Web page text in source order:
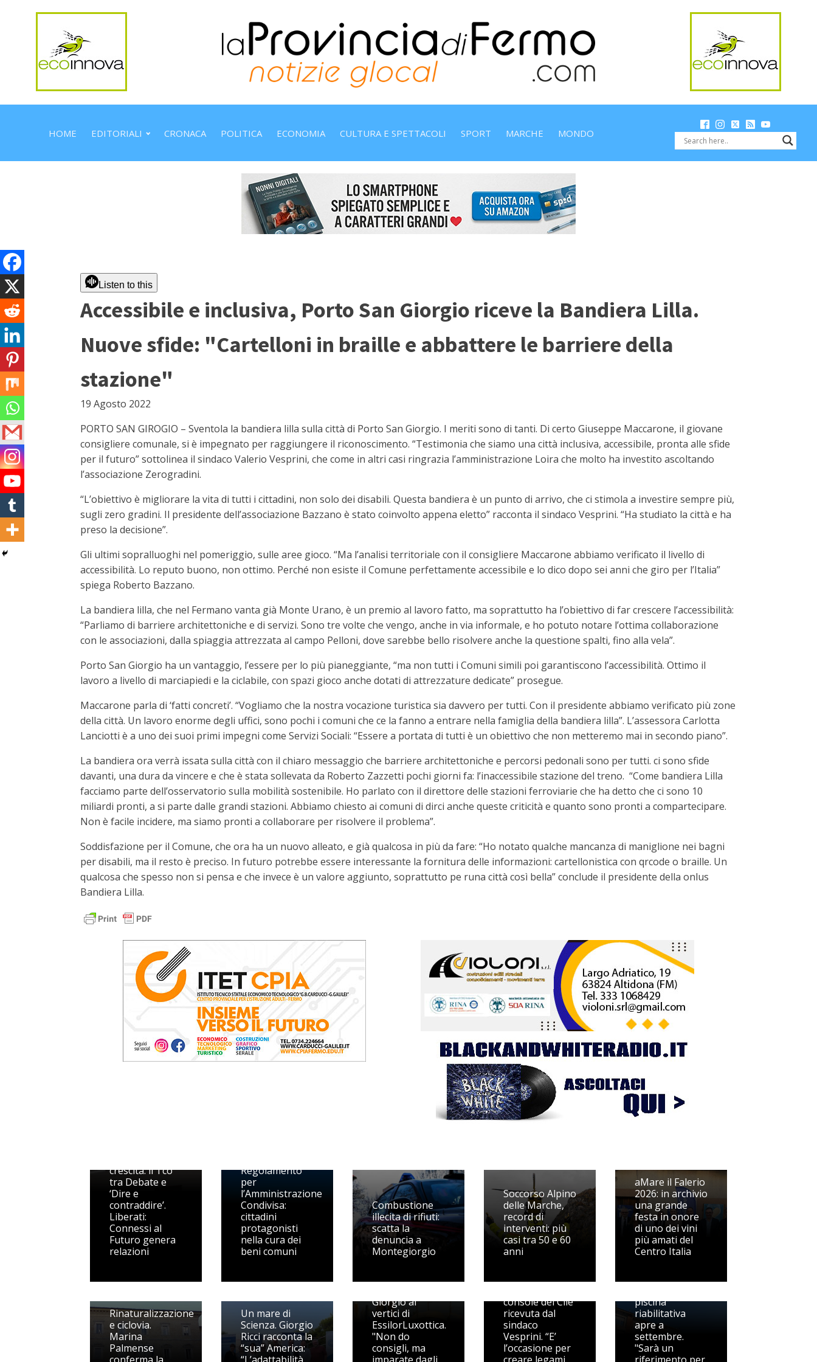
HOME EDITORIALI CRONACA POLITICA ECONOMIA CULTURA E SPETTACOLI SPORT MARCHE MONDO
Listen to this
Accessibile e inclusiva, Porto San Giorgio riceve la Bandiera Lilla.
Nuove sfide: "Cartelloni in braille e abbattere le barriere della
stazione"
19 Agosto 2022
PORTO SAN GIROGIO – Sventola la bandiera lilla sulla città di Porto San Giorgio. I meriti sono di tanti. Di certo Giuseppe Maccarone, il giovane
consigliere comunale, si è impegnato per raggiungere il riconoscimento. “Testimonia che siamo una città inclusiva, accessibile, pronta alle sfide
per il futuro” sottolinea il sindaco Valerio Vesprini, che come in altri casi ringrazia l’amministrazione Loira che molto ha investito ascoltando
l’associazione Zerogradini.
“L’obiettivo è migliorare la vita di tutti i cittadini, non solo dei disabili. Questa bandiera è un punto di arrivo, che ci stimola a investire sempre più,
sugli zero gradini. Il presidente dell’associazione Bazzano è stato coinvolto appena eletto” racconta il sindaco Vesprini. “Ha studiato la città e ha
preso la decisione”.
Gli ultimi sopralluoghi nel pomeriggio, sulle aree gioco. “Ma l’analisi territoriale con il consigliere Maccarone abbiamo verificato il livello di
accessibilità. Lo reputo buono, non ottimo. Perché non esiste il Comune perfettamente accessibile e lo dico dopo sei anni che giro per l’Italia”
spiega Roberto Bazzano.
La bandiera lilla, che nel Fermano vanta già Monte Urano, è un premio al lavoro fatto, ma soprattutto ha l’obiettivo di far crescere l’accessibilità:
“Parliamo di barriere architettoniche e di servizi. Sono tre volte che vengo, anche in via informale, e ho potuto notare l’ottima collaborazione
con le associazioni, dalla spiaggia attrezzata al campo Pelloni, dove sarebbe bello risolvere anche la questione spalti, fino alla vela”.
Porto San Giorgio ha un vantaggio, l’essere per lo più pianeggiante, “ma non tutti i Comuni simili poi garantiscono l’accessibilità. Ottimo il
lavoro a livello di marciapiedi e la ciclabile, con spazi gioco anche dotati di attrezzature dedicate” prosegue.
Maccarone parla di ‘fatti concreti’. “Vogliamo che la nostra vocazione turistica sia davvero per tutti. Con il presidente abbiamo verificato più zone
della città. Un lavoro enorme degli uffici, sono pochi i comuni che ce la fanno a entrare nella famiglia della bandiera lilla”. L’assessora Carlotta
Lanciotti è a uno dei suoi primi impegni come Servizi Sociali: “Essere a portata di tutti è un obiettivo che non metteremo mai in secondo piano”.
La bandiera ora verrà issata sulla città con il chiaro messaggio che barriere architettoniche e percorsi pedonali sono per tutti. ci sono sfide
davanti, una dura da vincere e che è stata sollevata da Roberto Zazzetti pochi giorni fa: l’inaccessibile stazione del treno. “Come bandiera Lilla
facciamo parte dell’osservatorio sulla mobilità sostenibile. Ho parlato con il direttore delle stazioni ferroviarie che ha detto che ci sono 10
miliardi pronti, a si parte dalle grandi stazioni. Abbiamo chiesto ai comuni di dirci anche queste criticità e quanto sono pronti a compartecipare.
Non è facile incidere, ma siamo pronti a collaborare per risolvere il problema”.
Soddisfazione per il Comune, che ora ha un nuovo alleato, e già qualcosa in più da fare: “Ho notato qualche mancanza di maniglione nei bagni
per disabili, ma il resto è preciso. In futuro potrebbe essere interessante la fornitura delle informazioni: cartellonistica con qrcode o braille. Un
qualcosa che spesso non si pensa e che invece è un valore aggiunto, soprattutto pe runa città così bella” conclude il presidente della onlus
Bandiera Lilla.
crescita: il Tco
tra Debate e
‘Dire e
contraddire’.
Liberati:
Connessi al
Futuro genera
relazioni
Regolamento
per
l’Amministrazione
Condivisa:
cittadini
protagonisti
nella cura dei
beni comuni
Combustione
illecita di rifiuti:
scatta la
denuncia a
Montegiorgio
Soccorso Alpino
delle Marche,
record di
interventi: più
casi tra 50 e 60
anni
aMare il Falerio
2026: in archivio
una grande
festa in onore
di uno dei vini
più amati del
Centro Italia
Rinaturalizzazione
e ciclovia.
Marina
Palmense
Un mare di
Scienza. Giorgio
Ricci racconta la
“sua” America:
racconta, da
Giorgio ai
vertici di
EssilorLuxottica.
"Non do
consigli, ma
Alla ricerca del
nonno
Malatesta:
dell’emigrazione
console del Cile
ricevuta dal
sindaco
Vesprini. “E’
l’occasione per
Porto San
piscina
riabilitativa
apre a
settembre.
"Sarà un